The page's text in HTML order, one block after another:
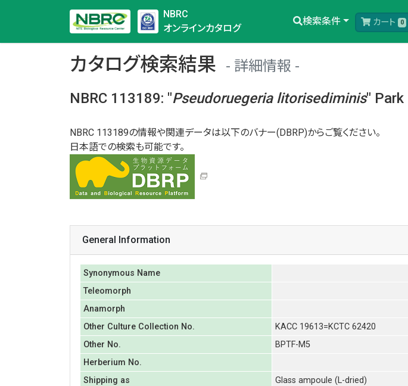
NBRC
オンラインカタログ
検索条件 カート 0
カタログ検索結果
詳細情報
NBRC 113189: "Pseudoruegeria litorisediminis" Park
NBRC 113189の情報や関連データは以下のバナー(DBRP)からご覧ください。
日本語での検索も可能です。
General Information
Synonymous Name
Teleomorph
Anamorph
Other Culture Collection No.
KACC 19613=KCTC 62420
Other No.
BPTF-M5
Herberium No.
Shipping as
Glass ampoule (L-dried)